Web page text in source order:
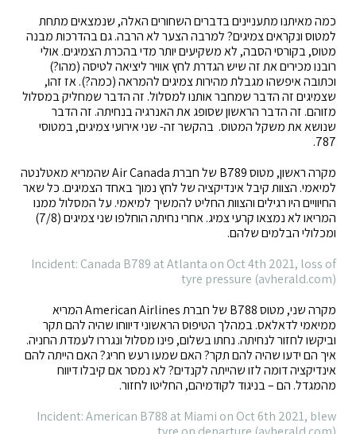
כמה מאיתנו מתעניינים בדברים השחורים האלה, שנמצאים מתחת
למטוס ונקראים צמיגים? למרבה הצער לא הרבה. גם בהדרכות מבנה
מטוס, בקורסי הסבה, לא משקיעים יותר מדי בהכרת הצמיגים. אולי
רובנו מכירים את זה שיש הגדרת לחץ אוויר ליציאה לטיסה (מהו?)
וכתובה איפשהו מגבלת מהירות צמיגים להמראה (כמה?). אז זהו,
שצמיגים זה הדבר שמחבר אותנו למסלול. זה הדבר שמחליק במסלול
מזוהם. זה הדבר הראשון שסופג את האנרגיה בנחיתה. זה הדבר
שנושא את משקל המטוס. בהקשר זה- שני אירועי צמיגים, במטוסי
787.
מקרה ראשון, מטוס B789 של חברת Air Canada שהמריא מאטלנטה
למיאמי. הצוות קיבל אינדיקציה של לחץ נמוך באחד הצמיגים. כל שאר
החיוויים היו רגילים והצוות החליט להמשיך למיאמי. על המסלול ממנו
המריאו לא נמצאו קרעי צמיג. אחרי נחיתה הוחלפו שני צמיגים (7/8)
ומכלולי הבלמים שלהם.
Incident: Canada B789 at Atlanta on Oct 4th 2021, loss of
tyre pressure (avherald.com)
מקרה שני, מטוס B788 של חברת American Airlines המריא
ממיאמי לדאלאס. במהלך הטיפוס הראשוני דיווחו שהיה להם תקר
וביקשו לחזור לנחיתה. נחתו בשלום, פינו מסלול ונגררו לעמדת החניה.
איך הם ידעו שהיה להם תקר? האם שמעו רעש חריג? האם הייתה להם
אינדיקציה דומה לזו שהייתה לקנדים? לא נמסר אם קיבלו דיווח
מהמגדל. הם – בניגוד לקודמיהם, החליטו לחזור.
Incident: American B788 at Miami on Oct 6th 2021, blew